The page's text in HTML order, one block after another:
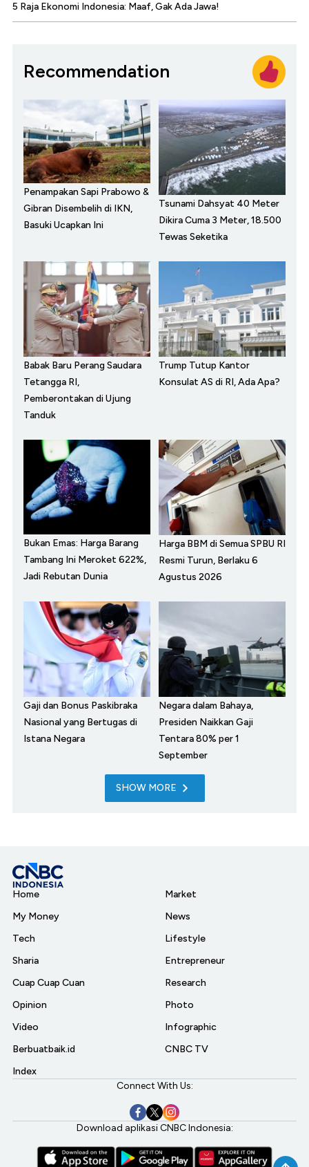
5 Raja Ekonomi Indonesia: Maaf, Gak Ada Jawa!
Recommendation
Penampakan Sapi Prabowo &
Gibran Disembelih di IKN,
Basuki Ucapkan Ini
Tsunami Dahsyat 40 Meter
Dikira Cuma 3 Meter, 18.500
Tewas Seketika
Babak Baru Perang Saudara
Tetangga RI,
Pemberontakan di Ujung
Tanduk
Trump Tutup Kantor
Konsulat AS di RI, Ada Apa?
Bukan Emas: Harga Barang
Tambang Ini Meroket 622%,
Jadi Rebutan Dunia
Harga BBM di Semua SPBU RI
Resmi Turun, Berlaku 6
Agustus 2026
Gaji dan Bonus Paskibraka
Nasional yang Bertugas di
Istana Negara
Negara dalam Bahaya,
Presiden Naikkan Gaji
Tentara 80% per 1
September
SHOW MORE
Home
My Money
Tech
Sharia
Cuap Cuap Cuan
Opinion
Video
Berbuatbaik.id
Index
Market
News
Lifestyle
Entrepreneur
Research
Photo
Infographic
CNBC TV
Connect With Us:
Download aplikasi CNBC Indonesia: